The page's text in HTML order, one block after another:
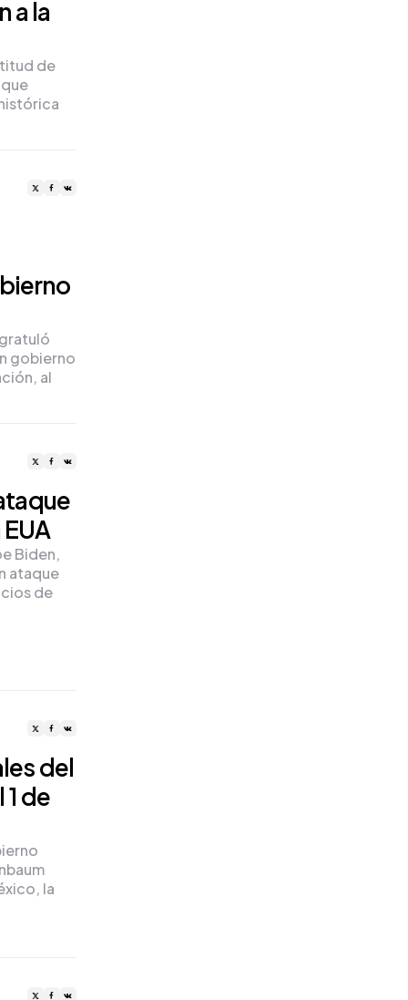
a la
de
gobierno
al
Biden,
ataque
de
del
de
la